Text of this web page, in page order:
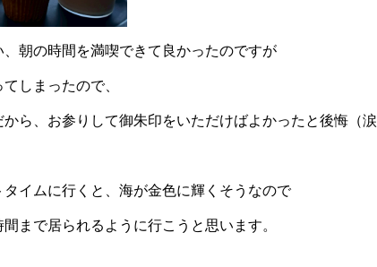
、朝の時間を満喫できて良かったのですが
しまったので、
ら、お参りして御朱印をいただけばよかったと後悔（涙
タイムに行くと、海が金色に輝くそうなので
まで居られるように行こうと思います。